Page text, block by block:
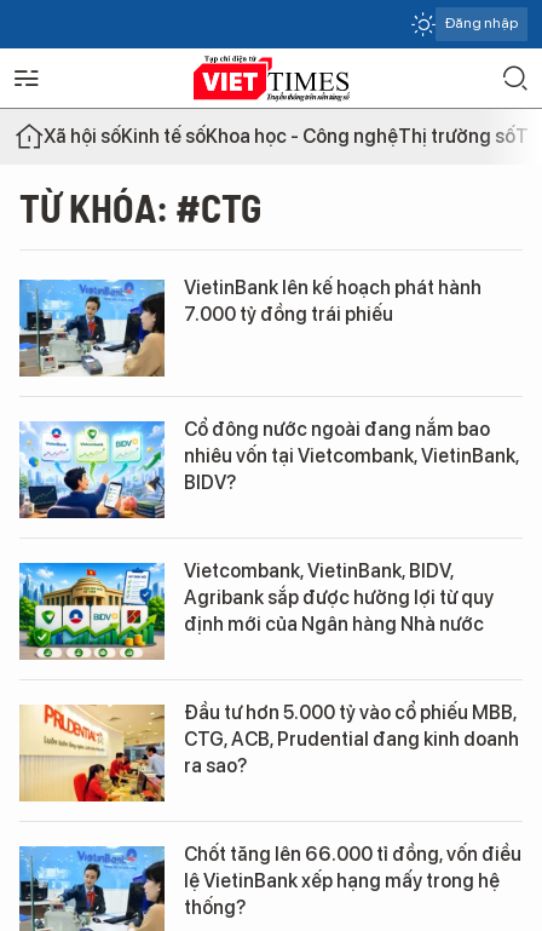
Đăng nhập
Xã hội sốKinh tế sốKhoa học - Công nghệThị trường số
TỪ KHÓA: #CTG
VietinBank lên kế hoạch phát hành
7.000 tỷ đồng trái phiếu
Cổ đông nước ngoài đang nắm bao
nhiêu vốn tại Vietcombank, VietinBank,
BIDV?
Vietcombank, VietinBank, BIDV,
Agribank sắp được hưởng lợi từ quy
định mới của Ngân hàng Nhà nước
Đầu tư hơn 5.000 tỷ vào cổ phiếu MBB,
CTG, ACB, Prudential đang kinh doanh
ra sao?
Chốt tăng lên 66.000 tỉ đồng, vốn điều
lệ VietinBank xếp hạng mấy trong hệ
thống?